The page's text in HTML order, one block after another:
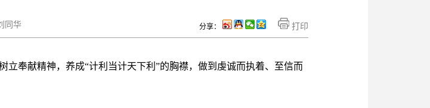
同华 打印
分享：
奉献精神，养成“计利当计天下利”的胸襟，做到虔诚而执着、至信而